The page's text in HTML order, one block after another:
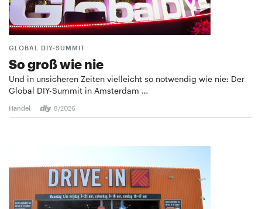
GLOBAL DIY-SUMMIT
So groß wie nie
Und in unsicheren Zeiten vielleicht so notwendig wie nie: Der
Global DIY-Summit in Amsterdam …
Handel 8/2026